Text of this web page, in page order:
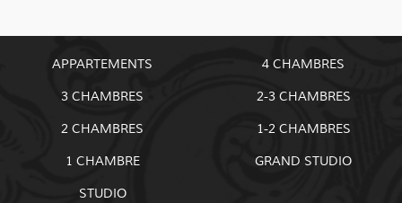
APPARTEMENTS
4 CHAMBRES
3 CHAMBRES
2-3 CHAMBRES
2 CHAMBRES
1-2 CHAMBRES
1 CHAMBRE
GRAND STUDIO
STUDIO